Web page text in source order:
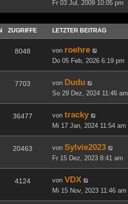
Fr 03 Jul, 2009 10:05 pm
ZUGRIFFE LETZTER BEITRAG
8048 von roehre
Do 05 Feb, 2026 6:19 pm
7703 von Dudu
So 29 Dez, 2024 11:46 am
36477 von tracky
Mi 17 Jan, 2024 11:54 am
20463 von Sylvie2023
Fr 15 Dez, 2023 8:41 am
4124 von VDX
Mi 15 Nov, 2023 11:46 am